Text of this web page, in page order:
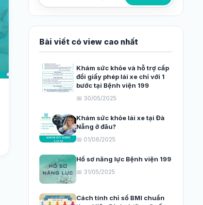
Bài viết có view cao nhất
Khám sức khỏe và hỗ trợ cấp
đổi giấy phép lái xe chỉ với 1
bước tại Bệnh viện 199
📅 30/05/2025
Khám sức khỏe lái xe tại Đà
Nẵng ở đâu?
📅 01/06/2025
Hồ sơ năng lực Bệnh viện 199
📅 31/05/2025
Cách tính chỉ số BMI chuẩn